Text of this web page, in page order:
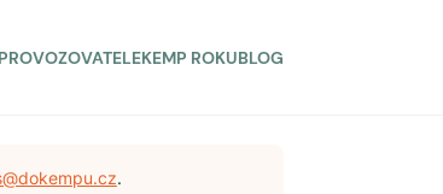
KEMP ROKUBLOG
.